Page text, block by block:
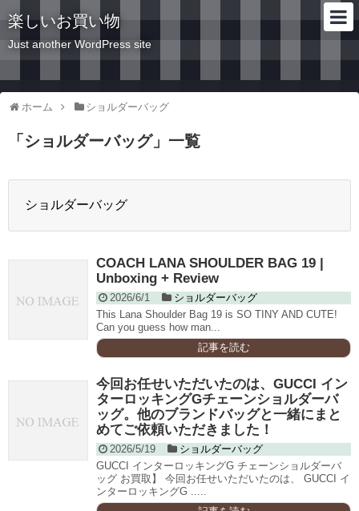
楽しいお買い物
Just another WordPress site
ホーム ショルダーバッグ
「 ショルダーバッグ」 一覧
ショルダーバッグ
COACH LANA SHOULDER BAG 19 |
Unboxing + Review
2026/6/1
ショルダーバッグ
This Lana Shoulder Bag 19 is SO TINY AND CUTE!
Can you guess how man...
記事を読む
今回お任せいただいたのは、GUCCI イン
ターロッキングGチェーンショルダーバ
ッグ。他のブランドバッグと一緒にまと
めてご依頼いただきました！
2026/5/19
ショルダーバッグ
GUCCI インターロッキングG チェーンショルダーバ
ッグ お買取】 今回お任せいただいたのは、 GUCCI イ
ンターロッキングG .....